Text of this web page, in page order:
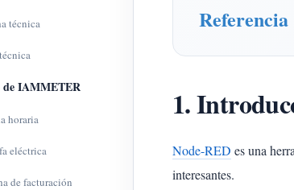
técnica
de IAMMETER
horaria
eléctrica
de facturación
Referencia
1.
Node-RED es una
interesantes.